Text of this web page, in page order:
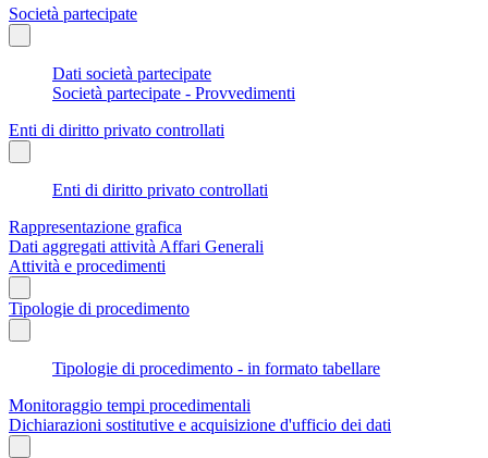
Società partecipate
Dati società partecipate
Società partecipate - Provvedimenti
Enti di diritto privato controllati
Enti di diritto privato controllati
Rappresentazione grafica
Dati aggregati attività Affari Generali
Attività e procedimenti
Tipologie di procedimento
Tipologie di procedimento - in formato tabellare
Monitoraggio tempi procedimentali
Dichiarazioni sostitutive e acquisizione d'ufficio dei dati